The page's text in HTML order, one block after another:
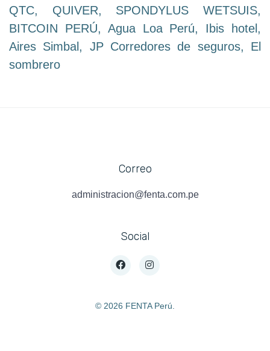
QTC, QUIVER, SPONDYLUS WETSUIS,
BITCOIN PERÚ, Agua Loa Perú, Ibis hotel,
Aires Simbal, JP Corredores de seguros, El
sombrero
Correo
administracion@fenta.com.pe
Social
© 2026 FENTA Perú.